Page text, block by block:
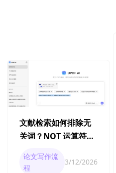
文献检索如何排除无
关词？NOT 运算符的
论文写作流
程
3/12/2026